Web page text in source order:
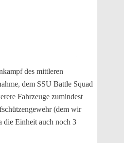
des mittleren
dem SSU Battle Squad
Fahrzeuge zumindest
(dem wir
die Einheit auch noch 3